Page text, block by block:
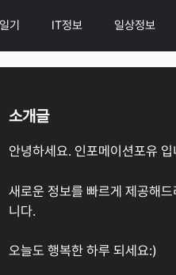
기 IT정보 일상정보
소개글
안녕하세요. 인포메이션포유 입
새로운 정보를 빠르게 제공해드
니다.
오늘도 행복한 하루 되세요:)